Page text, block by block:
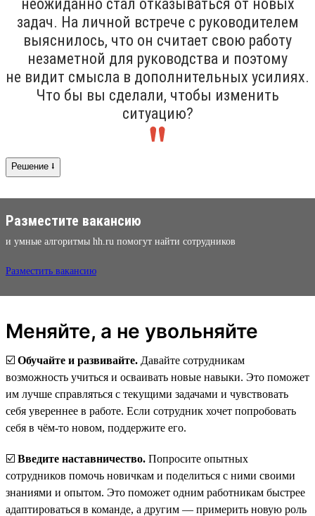
неожиданно стал отказываться от новых
задач. На личной встрече с руководителем
выяснилось, что он считает свою работу
незаметной для руководства и поэтому
не видит смысла в дополнительных усилиях.
Что бы вы сделали, чтобы изменить
ситуацию?
Решение ⭣
Разместите вакансию
и умные алгоритмы hh.ru помогут найти сотрудников
Разместить вакансию
Меняйте, а не увольняйте
☑️ Обучайте и развивайте. Давайте сотрудникам
возможность учиться и осваивать новые навыки. Это поможет
им лучше справляться с текущими задачами и чувствовать
себя увереннее в работе. Если сотрудник хочет попробовать
себя в чём-то новом, поддержите его.
☑️ Введите наставничество. Попросите опытных
сотрудников помочь новичкам и поделиться с ними своими
знаниями и опытом. Это поможет одним работникам быстрее
адаптироваться в команде, а другим — примерить новую роль